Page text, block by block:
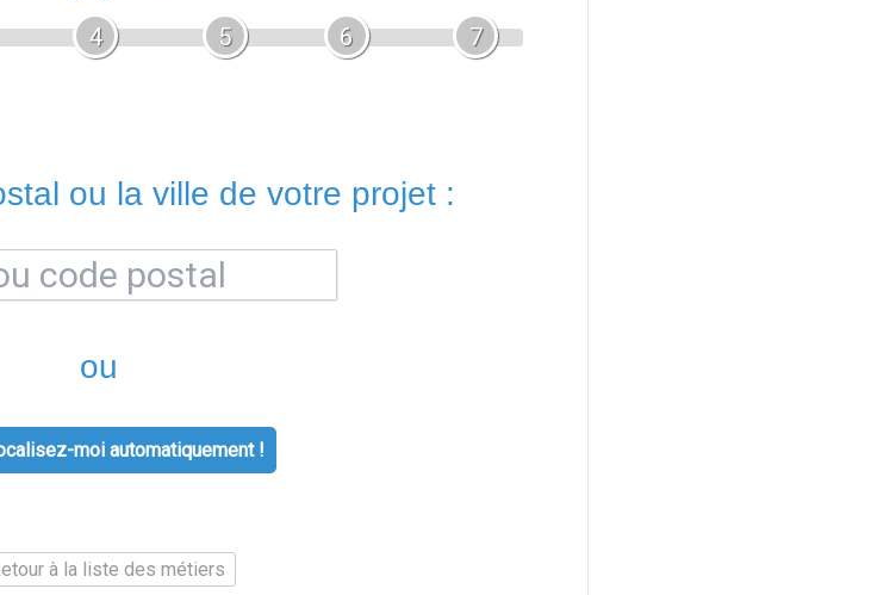
4 5 6 7
ou la ville de votre projet :
ou
moi automatiquement !
à la liste des métiers